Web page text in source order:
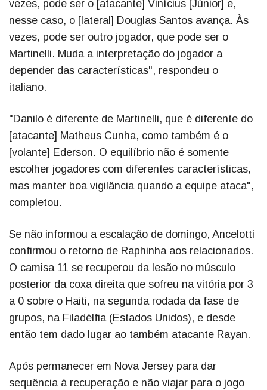
vezes, pode ser o [atacante] Vinícius [Júnior] e,
nesse caso, o [lateral] Douglas Santos avança. Às
vezes, pode ser outro jogador, que pode ser o
Martinelli. Muda a interpretação do jogador a
depender das características", respondeu o
italiano.
"Danilo é diferente de Martinelli, que é diferente do
[atacante] Matheus Cunha, como também é o
[volante] Ederson. O equilíbrio não é somente
escolher jogadores com diferentes características,
mas manter boa vigilância quando a equipe ataca",
completou.
Se não informou a escalação de domingo, Ancelotti
confirmou o retorno de Raphinha aos relacionados.
O camisa 11 se recuperou da lesão no músculo
posterior da coxa direita que sofreu na vitória por 3
a 0 sobre o Haiti, na segunda rodada da fase de
grupos, na Filadélfia (Estados Unidos), e desde
então tem dado lugar ao também atacante Rayan.
Após permanecer em Nova Jersey para dar
sequência à recuperação e não viajar para o jogo